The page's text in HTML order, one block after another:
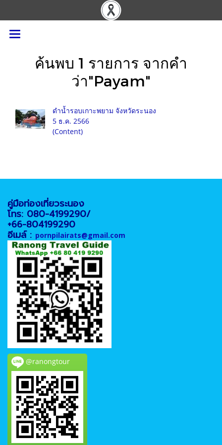
ค้นพบ 1 รายการ จากคำ
ว่า"Payam"
ดำน้ำรอบเกาะพยาม จังหวัดระนอง
5 ธ.ค. 2566
(Content)
คู่มือท่องเที่ยวระนอง
โทร: 080-4199290/
+66-804199290
อีเมล์ : pornpilairats@gmail.com
@ranongtour